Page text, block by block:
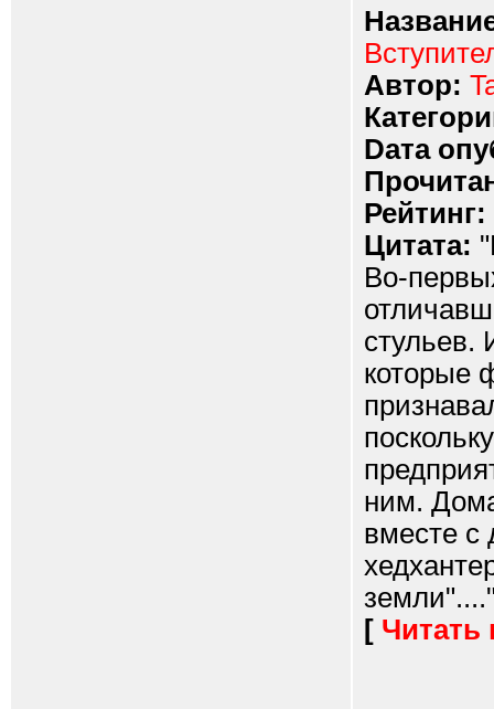
Автор:
Dата
Рейтинг:
Цитата:
Во-
стульев.
которые
ним.
вместе с
[ Читать